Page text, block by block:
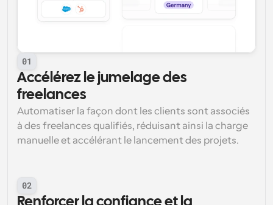
01
Accélérez le jumelage des
freelances
Automatiser la façon dont les clients sont associés
à des freelances qualifiés, réduisant ainsi la charge
manuelle et accélérant le lancement des projets.
02